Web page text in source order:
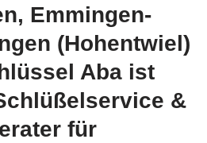
Emmingen-
(Hohentwiel)
Aba ist
&
für